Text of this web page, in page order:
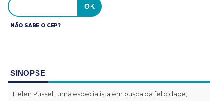
NÃO SABE O CEP?
SINOPSE
Helen Russell, uma especialista em busca da felicidade,